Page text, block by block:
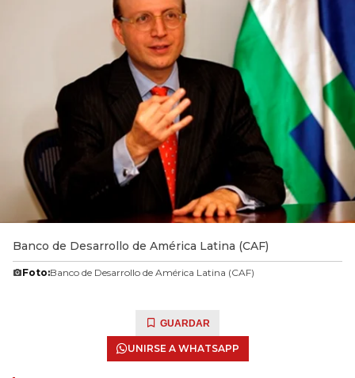
Banco de Desarrollo de América Latina (CAF)
Foto:Banco de Desarrollo de América Latina (CAF)
GUARDAR
UNIRSE A WHATSAPP